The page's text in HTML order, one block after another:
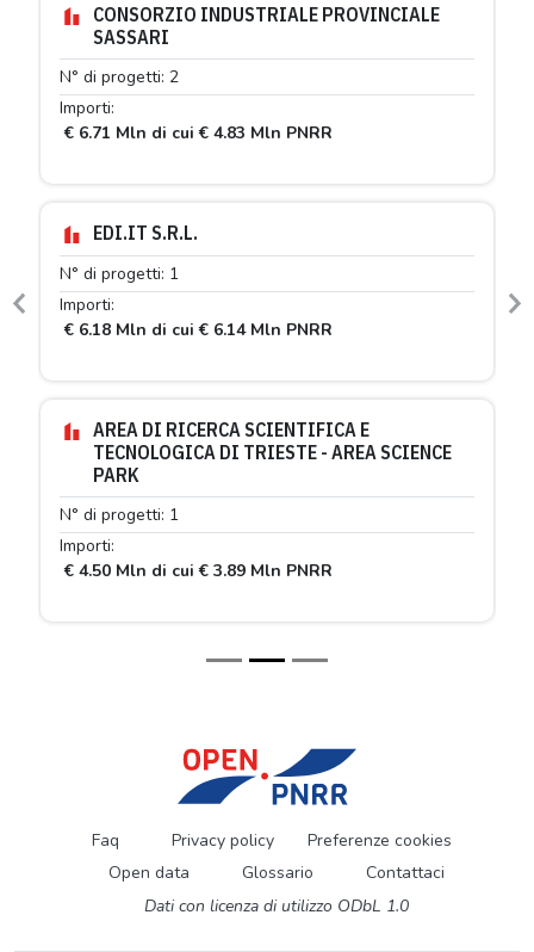
CONSORZIO INDUSTRIALE PROVINCIALE
SASSARI
N° di progetti: 2
Importi:
€ 6.71 Mln di cui € 4.83 Mln PNRR
EDI.IT S.R.L.
N° di progetti: 1
Importi:
€ 6.18 Mln di cui € 6.14 Mln PNRR
AREA DI RICERCA SCIENTIFICA E
TECNOLOGICA DI TRIESTE - AREA SCIENCE
PARK
N° di progetti: 1
Importi:
€ 4.50 Mln di cui € 3.89 Mln PNRR
Previous
Faq Privacy policy
Preferenze cookies
Open data
Glossario
Contattaci
Dati con licenza di utilizzo ODbL 1.0